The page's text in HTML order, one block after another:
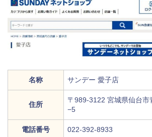
名称 サンデー 愛子店
住所
〒989-3122 宮城県仙台市
−5
電話番号 022-392-8933